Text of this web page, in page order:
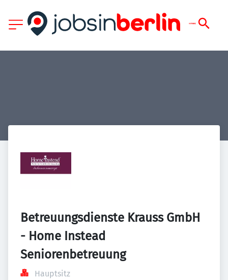
Betreuungsdienste Krauss GmbH
- Home Instead
Seniorenbetreuung
Hauptsitz